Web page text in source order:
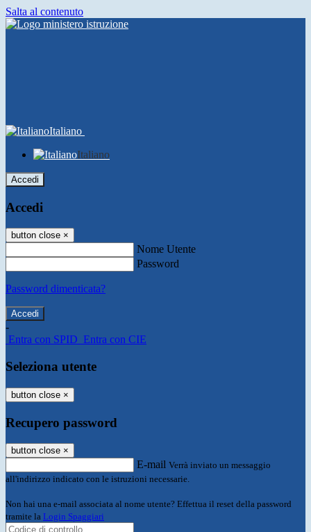
Salta al contenuto
Italiano
Italiano
Accedi
Accedi
button close ×
Nome Utente
Password
Password dimenticata?
-
Entra con SPID Entra con CIE
Seleziona utente
button close ×
Recupero password
button close ×
E-mail Verrà inviato un messaggio
all'indirizzo indicato con le istruzioni necessarie.
Non hai una e-mail associata al nome utente? Effettua il reset della password
tramite la Login Spaggiari